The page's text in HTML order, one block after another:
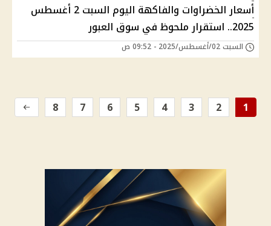
أسعار الخضراوات والفاكهة اليوم السبت 2 أغسطس
2025.. استقرار ملحوظ في سوق العبور
السبت 02/أغسطس/2025 - 09:52 ص
1
2
3
4
5
6
7
8